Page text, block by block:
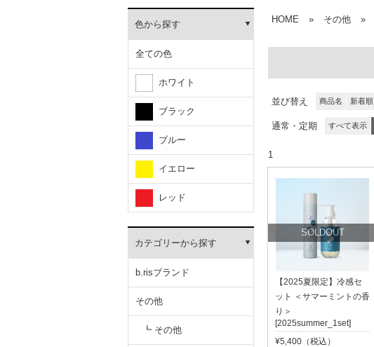
色から探す
全ての色
ホワイト
ブラック
ブルー
イエロー
レッド
カテゴリーから探す
b.risブランド
その他
┗ その他
HOME » その他 »
並び替え 商品名 新着順
通常・定期 すべて表示
1
SOLDOUT
【2025夏限定】冷感セ
ット ＜サマーミントの香
り＞
[2025summer_1set]
¥5,400（税込）